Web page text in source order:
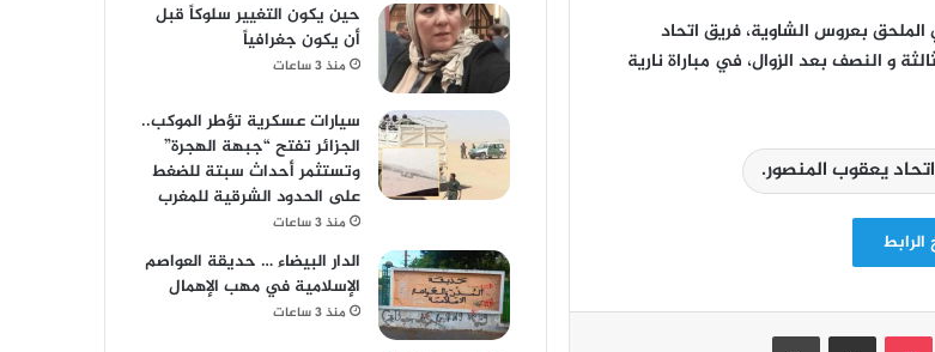
بعروس الشاوية، فريق اتحاد
من الساعة الثالثة و النصف بعد الزوال، في مباراة نارية
يعقوب المنصور.
مشاركة عبر البريد
حين يكون التغيير سلوكاً قبل
أن يكون جغرافياً
منذ 3 ساعات
سيارات عسكرية تؤطر الموكب..
الجزائر تفتح “جبهة الهجرة”
وتستثمر أحداث سبتة للضغط
على الحدود الشرقية للمغرب
منذ 3 ساعات
الدار البيضاء … حديقة العواصم
الإسلامية في مهب الإهمال
منذ 3 ساعات